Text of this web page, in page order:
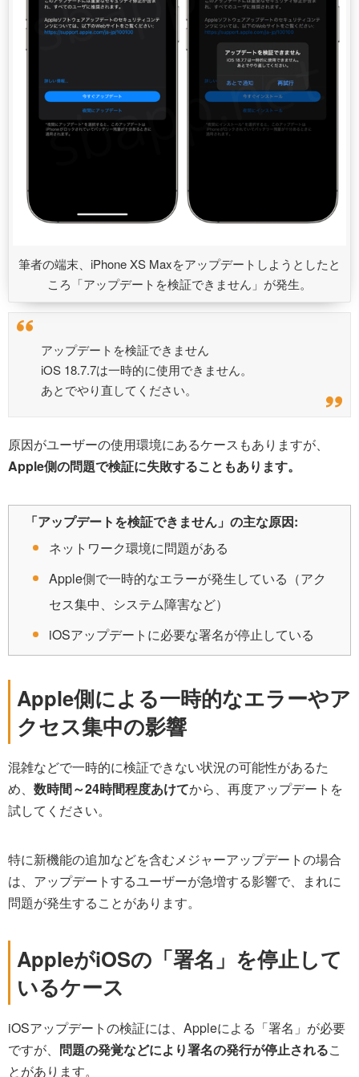
筆者の端末、iPhone XS Maxをアップデートしようとしたと
ころ「アップデートを検証できません」が発生。
アップデートを検証できません
iOS 18.7.7は一時的に使用できません。
あとでやり直してください。
原因がユーザーの使用環境にあるケースもありますが、
Apple側の問題で検証に失敗することもあります。
「アップデートを検証できません」の主な原因:
ネットワーク環境に問題がある
Apple側で一時的なエラーが発生している（アク
セス集中、システム障害など）
iOSアップデートに必要な署名が停止している
Apple側による一時的なエラーやア
クセス集中の影響
混雑などで一時的に検証できない状況の可能性があるた
め、 数時間～24時間程度あけてから、再度アップデートを
試してください。
特に新機能の追加などを含むメジャーアップデートの場合
は、アップデートするユーザーが急増する影響で、まれに
問題が発生することがあります。
AppleがiOSの「署名」を停止して
いるケース
iOSアップデートの検証には、Appleによる「署名」が必要
ですが、 問題の発覚などにより署名の発行が停止されるこ
とがあります。